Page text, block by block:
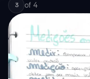
3 of 4